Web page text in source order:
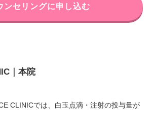
ンセリングに申し込む
｜本院
CLINICでは、白玉点滴・注射の投与量が